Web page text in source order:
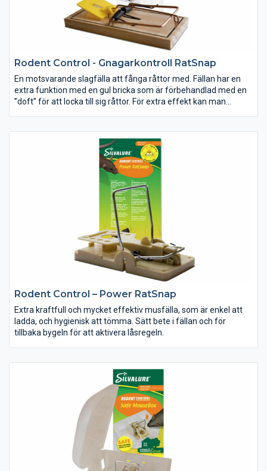
Rodent Control - Gnagarkontroll RatSnap
En motsvarande slagfälla att fånga råttor med. Fällan har en
extra funktion med en gul bricka som är förbehandlad med en
”doft” för att locka till sig råttor. För extra effekt kan man
Rodent Control – Power RatSnap
Extra kraftfull och mycket effektiv musfälla, som är enkel att
ladda, och hygienisk att tömma. Sätt bete i fällan och för
tillbaka bygeln för att aktivera låsregeln.